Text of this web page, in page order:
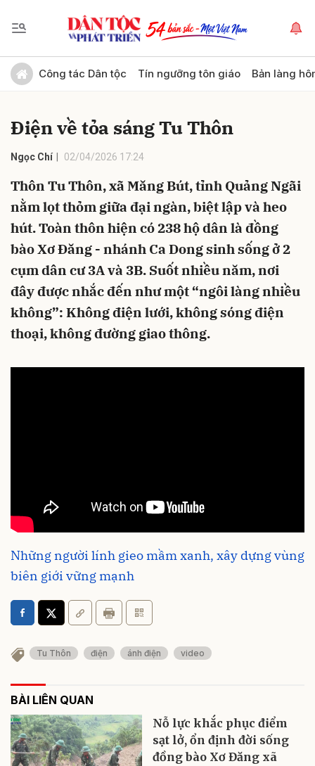
Công tác Dân tộc Tín ngưỡng tôn giáo Bản làng
Điện về tỏa sáng Tu Thôn
Ngọc Chí 02/04/2026 17:24
Thôn Tu Thôn, xã Măng Bút, tỉnh Quảng Ngãi
nằm lọt thỏm giữa đại ngàn, biệt lập và heo
hút. Toàn thôn hiện có 238 hộ dân là đồng
bào Xơ Đăng - nhánh Ca Dong sinh sống ở 2
cụm dân cư 3A và 3B. Suốt nhiều năm, nơi
đây được nhắc đến như một “ngôi làng nhiều
không”: Không điện lưới, không sóng điện
thoại, không đường giao thông.
Những người lính gieo mầm xanh, xây dựng vùng
biên giới vững mạnh
Tu Thôn điện ánh điện video
BÀI LIÊN QUAN
Nỗ lực khắc phục điểm
sạt lở, ổn định đời sống
đồng bào Xơ Đăng xã
Gửi bình luận
Hủy Gửi